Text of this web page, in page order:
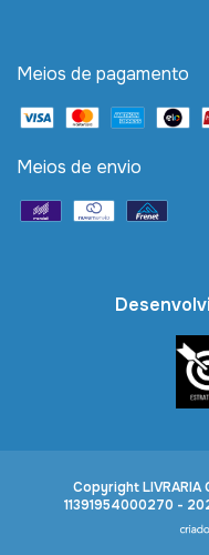
Meios de pagamento
Meios de envio
Copyright LIVRARIA
11391954000270 -